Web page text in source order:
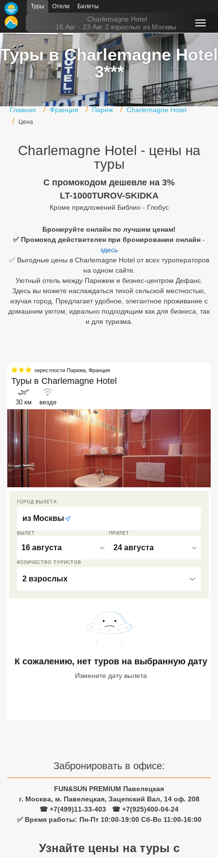
Туры Отели Билеты
Charlemagne Hotel
16 Авг - 23 Авг 2 взрослых из Москвы
Туры в Charlemagne Hotel
3***
Главная Франция Париж Charlemagne Hotel
Цена
Charlemagne Hotel - цены на
туры
C промокодом дешевле на 3%
LT-1000TUROV-SKIDKA
Кроме предложений Библио - Глобус
Бронируйте онлайн по лучшим ценам!
✅ Промокод действителен при бронировании онлайн -
здесь
✅ Выгодные цены в Charlemagne Hotel от всех туроператоров
на одном сайте.
Уютный отель между Парижем и бизнес-центром Дефанс.
Здесь вы можете наслаждаться тихой сельской местностью,
изучая город. Предлагает удобное, элегантное проживание с
домашним уютом, идеально подходящим как для бизнеса, так
и для туризма.
окрестности Парижа, Франция
Туры в Charlemagne Hotel
30 км везде
ВЫЛЕТ
16 августа
ПРИЛЕТ
24 августа
КОЛИЧЕСТВО ТУРИСТОВ
2 взрослых
ГОРОД ВЫЛЕТА
из Москвы
К сожалению, нет туров на выбранную дату
Измените дату вылета
Забронировать в офисе:
FUN&SUN PREMIUM Павелецкая
г. Москва, м. Павелецкая, Зацепский Вал, 14 оф. 208
☎ +7(499)11-33-403
☎ +7(925)400-04-24
✅ Время работы: Пн-Пт 10:00-19:00 Сб-Вс 11:00-16:00
Узнайте цены на туры с
Главная
Горящие туры
Туры в Турцию
Туры в Египет
Туры в ОАЭ
Офис г. Москва
Египет
Куба
Бали
Вьетнам
Южный Гоа
Занзибар
Абхазия
Большой Сочи
Кав Мин Воды
Экскурсионные туры
Сетевые отели Турции
Сетевые отели Мальдив
Сетевые отели Сейшел